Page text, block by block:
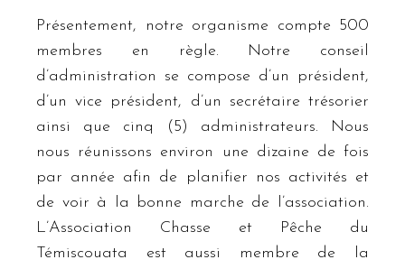
Présentement, notre organisme compte 500
membres en règle. Notre conseil
d’administration se compose d’un président,
d’un vice président, d’un secrétaire trésorier
ainsi que cinq (5) administrateurs. Nous
nous réunissons environ une dizaine de fois
par année afin de planifier nos activités et
de voir à la bonne marche de l’association.
L’Association Chasse et Pêche du
Témiscouata est aussi membre de la